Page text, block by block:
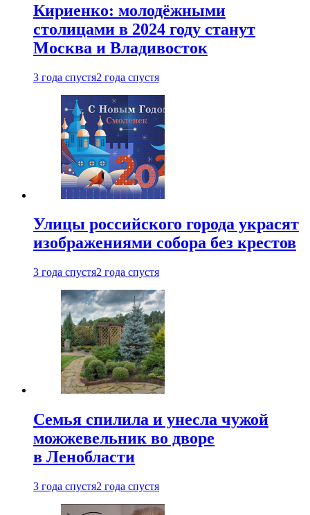
Кириенко: молодёжными
столицами в 2024 году станут
Москва и Владивосток
3 года спустя2 года спустя
Улицы российского города украсят
изображениями собора без крестов
3 года спустя2 года спустя
Семья спилила и унесла чужой
можжевельник во дворе
в Ленобласти
3 года спустя2 года спустя